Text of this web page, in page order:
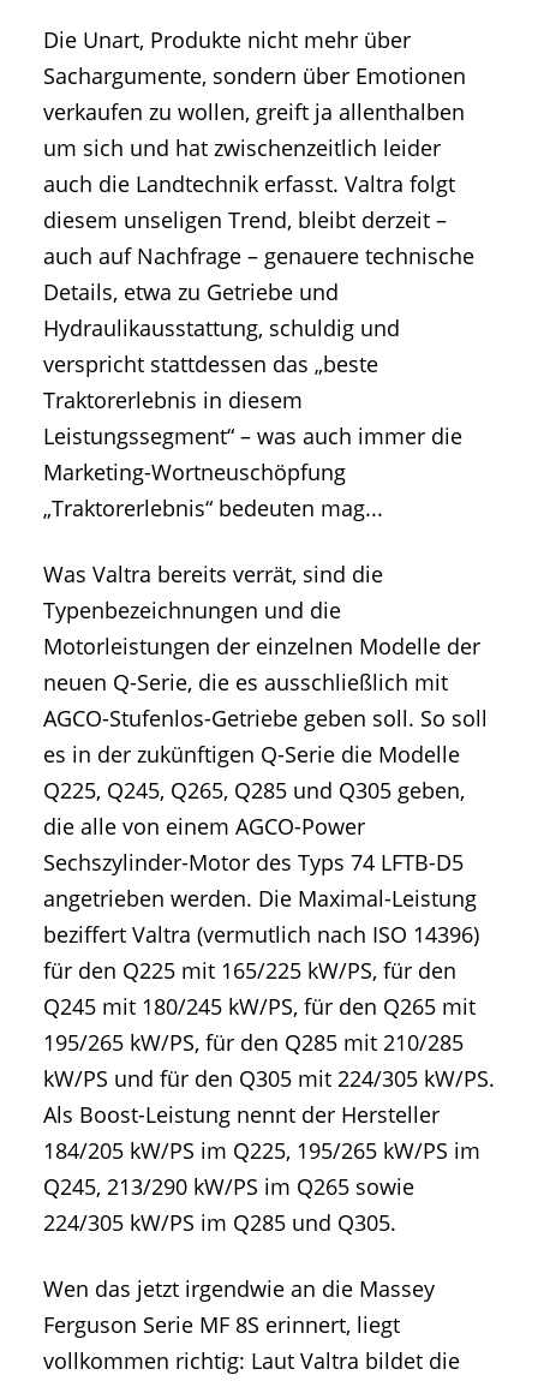
Die Unart, Produkte nicht mehr über
Sachargumente, sondern über Emotionen
verkaufen zu wollen, greift ja allenthalben
um sich und hat zwischenzeitlich leider
auch die Landtechnik erfasst. Valtra folgt
diesem unseligen Trend, bleibt derzeit –
auch auf Nachfrage – genauere technische
Details, etwa zu Getriebe und
Hydraulikausstattung, schuldig und
verspricht stattdessen das „beste
Traktorerlebnis in diesem
Leistungssegment“ – was auch immer die
Marketing-Wortneuschöpfung
„Traktorerlebnis“ bedeuten mag...
Was Valtra bereits verrät, sind die
Typenbezeichnungen und die
Motorleistungen der einzelnen Modelle der
neuen Q-Serie, die es ausschließlich mit
AGCO-Stufenlos-Getriebe geben soll. So soll
es in der zukünftigen Q-Serie die Modelle
Q225, Q245, Q265, Q285 und Q305 geben,
die alle von einem AGCO-Power
Sechszylinder-Motor des Typs 74 LFTB-D5
angetrieben werden. Die Maximal-Leistung
beziffert Valtra (vermutlich nach ISO 14396)
für den Q225 mit 165/225 kW/PS, für den
Q245 mit 180/245 kW/PS, für den Q265 mit
195/265 kW/PS, für den Q285 mit 210/285
kW/PS und für den Q305 mit 224/305 kW/PS.
Als Boost-Leistung nennt der Hersteller
184/205 kW/PS im Q225, 195/265 kW/PS im
Q245, 213/290 kW/PS im Q265 sowie
224/305 kW/PS im Q285 und Q305.
Wen das jetzt irgendwie an die Massey
Ferguson Serie MF 8S erinnert, liegt
vollkommen richtig: Laut Valtra bildet die